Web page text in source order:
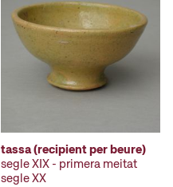
tassa (recipient per beure)
segle XIX - primera meitat
segle XX